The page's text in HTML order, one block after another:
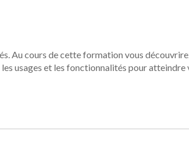
Au cours de cette formation vous
usages et les fonctionnalités pour atteindre